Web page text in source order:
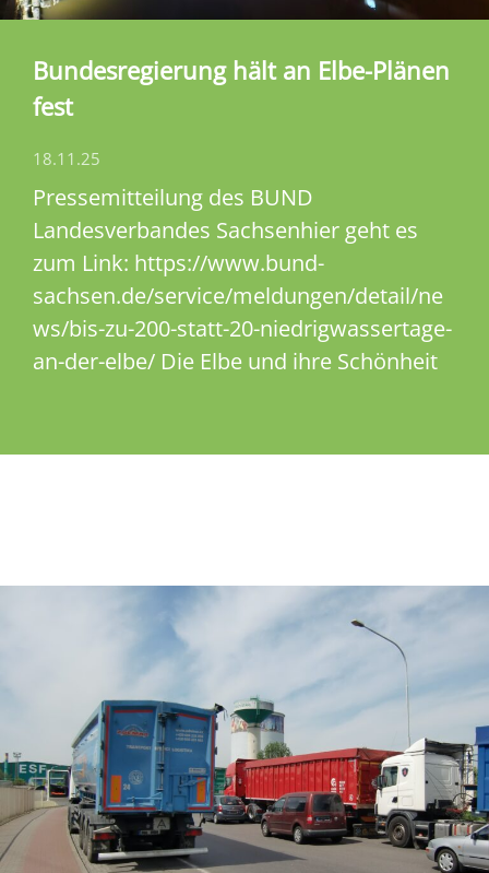
Bundesregierung hält an Elbe-Plänen
fest
18.11.25
Pressemitteilung des BUND
Landesverbandes Sachsenhier geht es
zum Link: https://www.bund-
sachsen.de/service/meldungen/detail/ne
ws/bis-zu-200-statt-20-niedrigwassertage-
an-der-elbe/ Die Elbe und ihre Schönheit